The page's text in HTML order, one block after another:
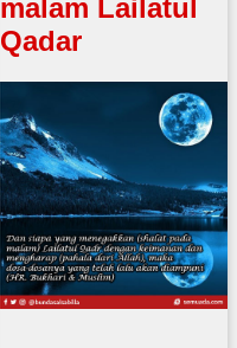
malam Lailatul
Qadar